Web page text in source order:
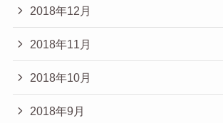
2018年12月
2018年11月
2018年10月
2018年9月